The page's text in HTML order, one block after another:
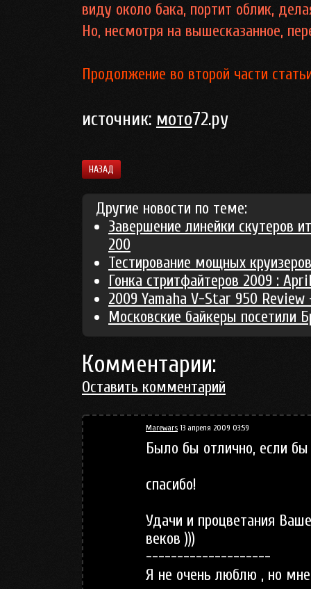
виду около бака, портит облик,
Но, несмотря на вышесказанное,
Продолжение во второй части
источник: мото72.ру
НАЗАД
Другие новости по теме:
Завершение линейки скутеров
200
Тестирование мощных
Гонка стритфайтеров 2009 :
2009 Yamaha V-Star 950
Московские байкеры посетили
Комментарии:
Оставить комментарий
Marewars 13 апреля 2009 03:59
Было бы отлично, если
спасибо!
Удачи и процветания
веков )))
--------------------
Я не очень люблю , но мне